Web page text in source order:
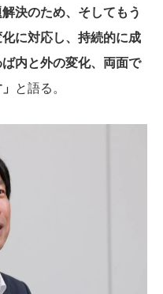
決のため、そしてもう
に対応し、持続的に成
内と外の変化、両面で
と語る。